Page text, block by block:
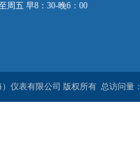
周五 早8：30-晚6：00
仪表有限公司 版权所有 总访问量：